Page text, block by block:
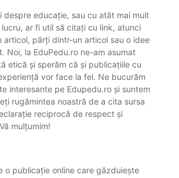
despre educație, sau cu atât mai mult
ar fi util să citați cu link, atunci
articol, părți dintr-un articol sau o idee
Noi, la EduPedu.ro ne-am asumat
etică și sperăm că și publicațiile cu
vor face la fel. Ne bucurăm
interesante pe Edupedu.ro și suntem
rugămintea noastră de a cita sursa
reciprocă de respect și
mulțumim!
o publicație online care găzduiește